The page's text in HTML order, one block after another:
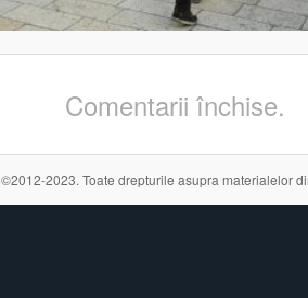
Comentarii închise.
©2012-2023. Toate drepturile asupra materialelor